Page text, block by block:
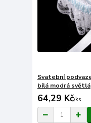
Svatební
bílá modrá světlá
64,29 Kč/ks